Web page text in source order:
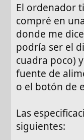
El ordenador
compré en
donde me
podría ser el
cuadra poco)
fuente de
o el botón de
Las
siguientes: